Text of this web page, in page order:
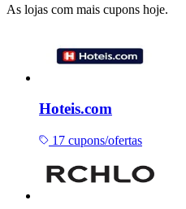
As lojas com mais cupons hoje.
Hoteis.com
17 cupons/ofertas